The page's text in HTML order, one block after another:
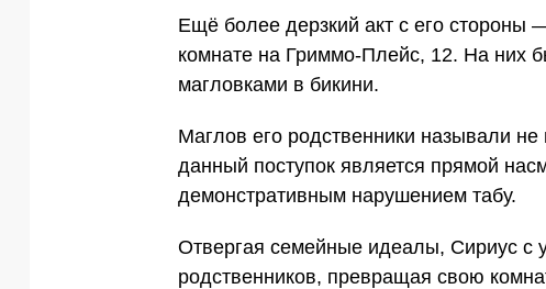
Ещё более дерзкий акт с его стороны
комнате на Гриммо-Плейс, 12. На них
магловками в бикини.
Маглов его родственники называли
данный поступок является прямой
демонстративным нарушением табу.
Отвергая семейные идеалы, Сириус с
родственников, превращая свою